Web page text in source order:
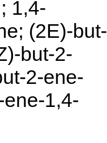
1,4-
(2E)-but-
but-2-
2-ene-
1,4-